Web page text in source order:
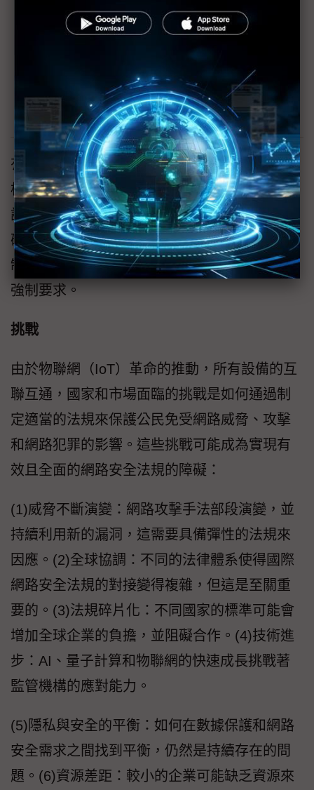
評估方法。華邦
有 75% 的標準要求第三方評估，僅有 15% 的
標準允許自我聲明。這些要求顯示大多數資通
訊產品可能需經過第三方認證。然而，若要準
確評估其影響，還需考量這些標準中哪些為強
制性。目前的情況是，僅有 35% 的資安標準為
強制要求。
挑戰
由於物聯網（IoT）革命的推動，所有設備的互
聯互通，國家和市場面臨的挑戰是如何通過制
定適當的法規來保護公民免受網路威脅、攻擊
和網路犯罪的影響。這些挑戰可能成為實現有
效且全面的網路安全法規的障礙：
(1)威脅不斷演變：網路攻擊手法部段演變，並
持續利用新的漏洞，這需要具備彈性的法規來
因應。(2)全球協調：不同的法律體系使得國際
網路安全法規的對接變得複雜，但這是至關重
要的。(3)法規碎片化：不同國家的標準可能會
增加全球企業的負擔，並阻礙合作。(4)技術進
步：AI、量子計算和物聯網的快速成長挑戰著
監管機構的應對能力。
(5)隱私與安全的平衡：如何在數據保護和網路
安全需求之間找到平衡，仍然是持續存在的問
題。(6)資源差距：較小的企業可能缺乏資源來